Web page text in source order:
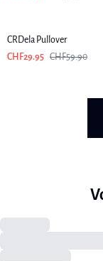
CRDela Pullover
CHF29.95 CHF59.90
Auf der
oder einem
richtigen im